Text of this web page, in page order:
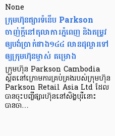
None
ក្រុមហ៊ុនផ្សារទំនើប Parkson
ចាញ់ក្ដីនៅតុលាការភ្នំពេញ និងតម្រូវ
ឲ្យបង់ប្រាក់ជាង១៤៤ លានដុល្លារទៅ
ឲ្យក្រុមហ៊ុនម្ចាស់ គម្រោង
ក្រុមហ៊ុន Parkson Cambodia
ស្ថិតនៅក្រោមការគ្រប់គ្រងរបស់ក្រុមហ៊ុន
Parkson Retail Asia Ltd ដែល
បានចុះបញ្ចីផ្សារហ៊ុននៅសិង្ហបុរីនោះ
បានចា…